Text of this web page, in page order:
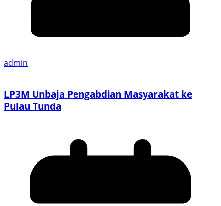
admin
LP3M Unbaja Pengabdian Masyarakat ke
Pulau Tunda